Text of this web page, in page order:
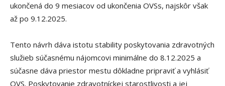
ukončená do 9 mesiacov od ukončenia OVSs, najskôr však
až po 9.12.2025.
Tento návrh dáva istotu stability poskytovania zdravotných
služieb súčasnému nájomcovi minimálne do 8.12.2025 a
súčasne dáva priestor mestu dôkladne pripraviť a vyhlásiť
OVS. Poskytovanie zdravotníckej starostlivosti a jej